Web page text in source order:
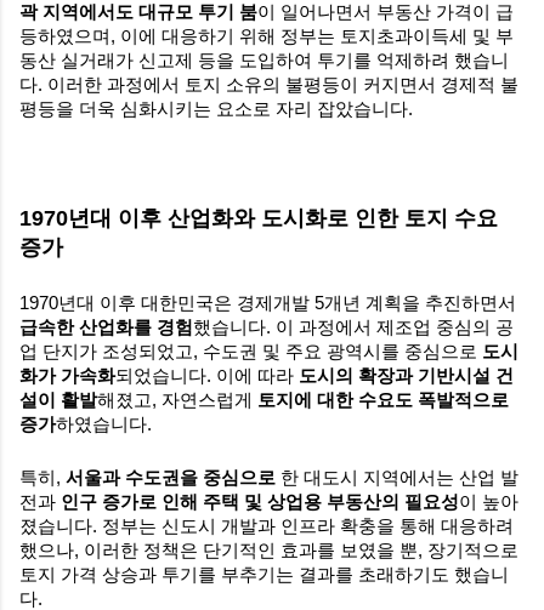
곽 지역에서도 대규모 투기 붐이 일어나면서 부동산 가격이 급
등하였으며, 이에 대응하기 위해 정부는 토지초과이득세 및 부
동산 실거래가 신고제 등을 도입하여 투기를 억제하려 했습니
다. 이러한 과정에서 토지 소유의 불평등이 커지면서 경제적 불
평등을 더욱 심화시키는 요소로 자리 잡았습니다.
1970년대 이후 산업화와 도시화로 인한 토지 수요
증가
1970년대 이후 대한민국은 경제개발 5개년 계획을 추진하면서
급속한 산업화를 경험했습니다. 이 과정에서 제조업 중심의 공
업 단지가 조성되었고, 수도권 및 주요 광역시를 중심으로 도시
화가 가속화되었습니다. 이에 따라 도시의 확장과 기반시설 건
설이 활발해졌고, 자연스럽게 토지에 대한 수요도 폭발적으로
증가하였습니다.
특히, 서울과 수도권을 중심으로 한 대도시 지역에서는 산업 발
전과 인구 증가로 인해 주택 및 상업용 부동산의 필요성이 높아
졌습니다. 정부는 신도시 개발과 인프라 확충을 통해 대응하려
했으나, 이러한 정책은 단기적인 효과를 보였을 뿐, 장기적으로
토지 가격 상승과 투기를 부추기는 결과를 초래하기도 했습니
다.